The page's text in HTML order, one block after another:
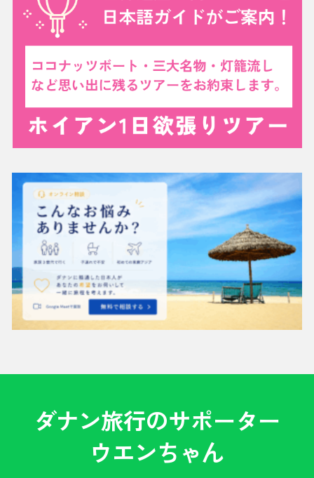
ダナン旅行のサポーター
ウエンちゃん